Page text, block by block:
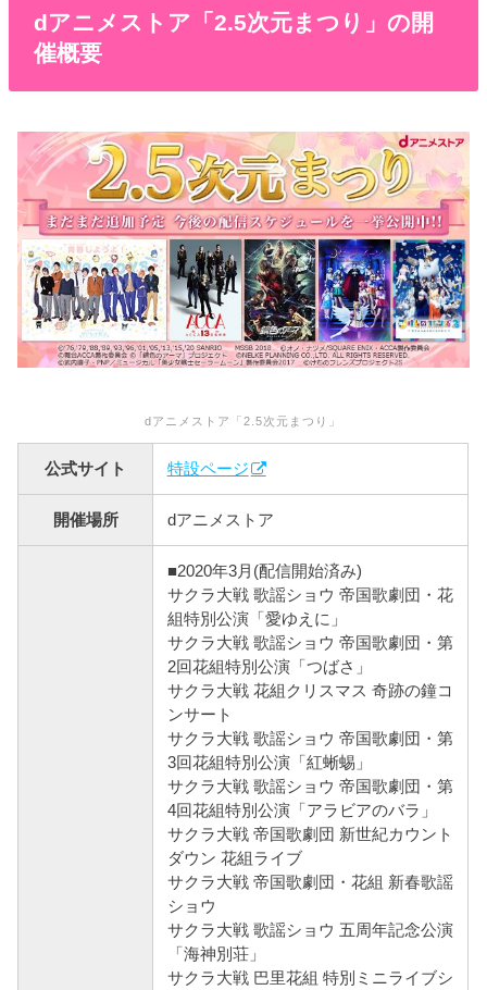
dアニメストア「2.5次元まつり」の開
催概要
dアニメストア「2.5次元まつり」
公式サイト 特設ページ
開催場所 dアニメストア
■2020年3月(配信開始済み)
サクラ大戦 歌謡ショウ 帝国歌劇団・花
組特別公演「愛ゆえに」
サクラ大戦 歌謡ショウ 帝国歌劇団・第
2回花組特別公演「つばさ」
サクラ大戦 花組クリスマス 奇跡の鐘コ
ンサート
サクラ大戦 歌謡ショウ 帝国歌劇団・第
3回花組特別公演「紅蜥蜴」
サクラ大戦 歌謡ショウ 帝国歌劇団・第
4回花組特別公演「アラビアのバラ」
サクラ大戦 帝国歌劇団 新世紀カウント
ダウン 花組ライブ
サクラ大戦 帝国歌劇団・花組 新春歌謡
ショウ
サクラ大戦 歌謡ショウ 五周年記念公演
「海神別荘」
サクラ大戦 巴里花組 特別ミニライブシ